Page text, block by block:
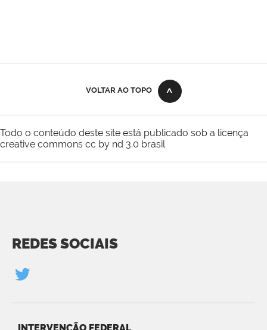
VOLTAR AO TOPO
Todo o conteúdo deste site está publicado sob a licença
creative commons cc by nd 3.0 brasil
REDES SOCIAIS